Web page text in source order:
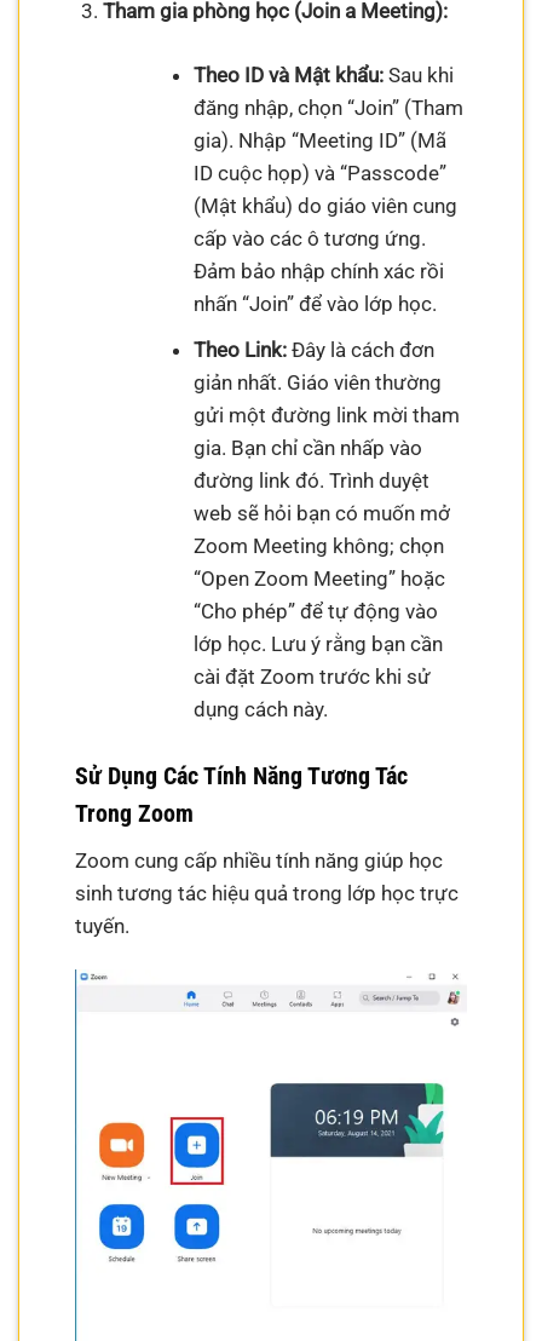
Tham gia phòng học (Join a Meeting):
Theo ID và Mật khẩu:Sau khi
đăng nhập, chọn “Join” (Tham
gia). Nhập “Meeting ID” (Mã
ID cuộc họp) và “Passcode”
(Mật khẩu) do giáo viên cung
cấp vào các ô tương ứng.
Đảm bảo nhập chính xác rồi
nhấn “Join” để vào lớp học.
Theo Link:Đây là cách đơn
giản nhất. Giáo viên thường
gửi một đường link mời tham
gia. Bạn chỉ cần nhấp vào
đường link đó. Trình duyệt
web sẽ hỏi bạn có muốn mở
Zoom Meeting không; chọn
“Open Zoom Meeting” hoặc
“Cho phép” để tự động vào
lớp học. Lưu ý rằng bạn cần
cài đặt Zoom trước khi sử
dụng cách này.
Sử Dụng Các Tính Năng Tương Tác
Trong Zoom
Zoom cung cấp nhiều tính năng giúp học
sinh tương tác hiệu quả trong lớp học trực
tuyến.